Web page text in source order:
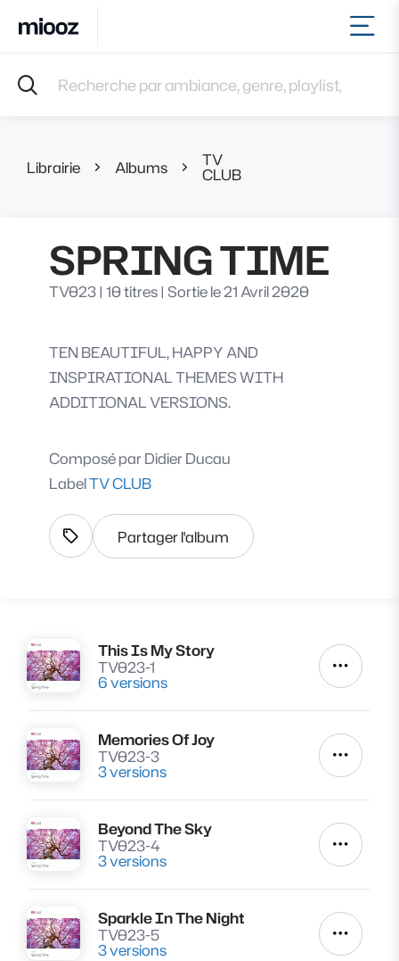
Accueil
Musiques
Playlists
Connexion
Librairie Albums TV
CLUB
SPRING TIME
TV023| 10 titres| Sortie le 21 Avril 2020
TEN BEAUTIFUL, HAPPY AND
INSPIRATIONAL THEMES WITH
ADDITIONAL VERSIONS.
Composé par Didier Ducau
LabelTV CLUB
Afficher les tags
Partager l'album
Lire
This Is My Story
TV023-1
6 versions Autres
Lire
Memories Of Joy
TV023-3
3 versions Autres
Lire
Beyond The Sky
TV023-4
3 versions Autres
Lire
Sparkle In The Night
TV023-5
3 versions Autres